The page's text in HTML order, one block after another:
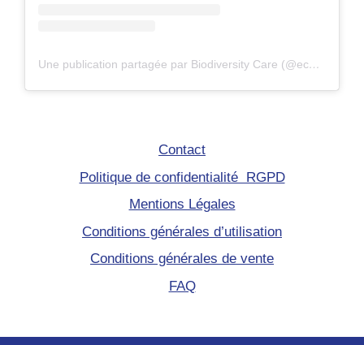
Une publication partagée par Biodiversity Care (@eco.volontaire)
Contact
Politique de confidentialité RGPD
Mentions Légales
Conditions générales d’utilisation
Conditions générales de vente
FAQ